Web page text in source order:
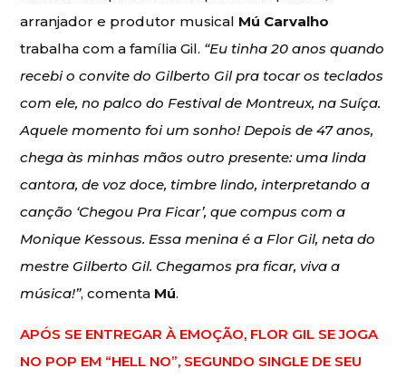
arranjador e produtor musical Mú Carvalho
trabalha com a família Gil. “Eu tinha 20 anos quando
recebi o convite do Gilberto Gil pra tocar os teclados
com ele, no palco do Festival de Montreux, na Suíça.
Aquele momento foi um sonho! Depois de 47 anos,
chega às minhas mãos outro presente: uma linda
cantora, de voz doce, timbre lindo, interpretando a
canção ‘Chegou Pra Ficar’, que compus com a
Monique Kessous. Essa menina é a Flor Gil, neta do
mestre Gilberto Gil. Chegamos pra ficar, viva a
música!”, comenta Mú.
APÓS SE ENTREGAR À EMOÇÃO, FLOR GIL SE JOGA
NO POP EM “HELL NO”, SEGUNDO SINGLE DE SEU